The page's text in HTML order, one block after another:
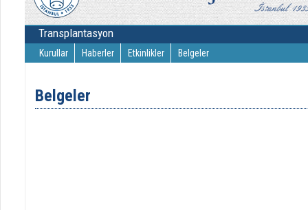
Transplantasyon
Kurullar Haberler Etkinlikler Belgeler
Belgeler